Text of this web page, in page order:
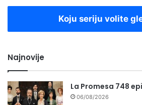
Koju seriju volite
Najnovije
La Promesa 748
06/08/2026